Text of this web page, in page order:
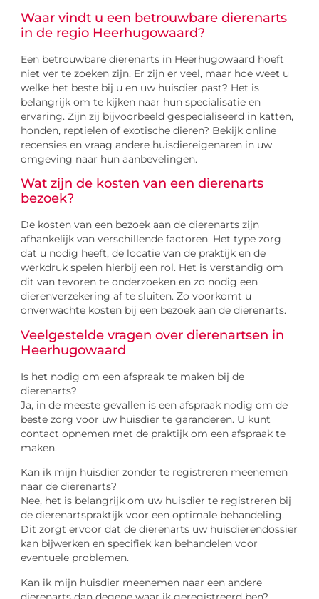
Waar vindt u een betrouwbare dierenarts
in de regio Heerhugowaard?
Een betrouwbare dierenarts in Heerhugowaard hoeft
niet ver te zoeken zijn. Er zijn er veel, maar hoe weet u
welke het beste bij u en uw huisdier past? Het is
belangrijk om te kijken naar hun specialisatie en
ervaring. Zijn zij bijvoorbeeld gespecialiseerd in katten,
honden, reptielen of exotische dieren? Bekijk online
recensies en vraag andere huisdiereigenaren in uw
omgeving naar hun aanbevelingen.
Wat zijn de kosten van een dierenarts
bezoek?
De kosten van een bezoek aan de dierenarts zijn
afhankelijk van verschillende factoren. Het type zorg
dat u nodig heeft, de locatie van de praktijk en de
werkdruk spelen hierbij een rol. Het is verstandig om
dit van tevoren te onderzoeken en zo nodig een
dierenverzekering af te sluiten. Zo voorkomt u
onverwachte kosten bij een bezoek aan de dierenarts.
Veelgestelde vragen over dierenartsen in
Heerhugowaard
Is het nodig om een afspraak te maken bij de
dierenarts?
Ja, in de meeste gevallen is een afspraak nodig om de
beste zorg voor uw huisdier te garanderen. U kunt
contact opnemen met de praktijk om een afspraak te
maken.
Kan ik mijn huisdier zonder te registreren meenemen
naar de dierenarts?
Nee, het is belangrijk om uw huisdier te registreren bij
de dierenartspraktijk voor een optimale behandeling.
Dit zorgt ervoor dat de dierenarts uw huisdierendossier
kan bijwerken en specifiek kan behandelen voor
eventuele problemen.
Kan ik mijn huisdier meenemen naar een andere
dierenarts dan degene waar ik geregistreerd ben?